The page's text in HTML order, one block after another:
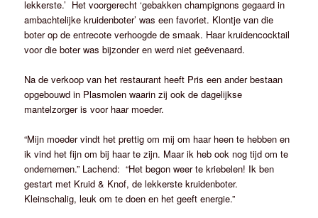
lekkerste.’ Het voorgerecht ‘gebakken champignons gegaard in
ambachtelijke kruidenboter’ was een favoriet. Klontje van die
boter op de entrecote verhoogde de smaak. Haar kruidencocktail
voor die boter was bijzonder en werd niet geëvenaard.
Na de verkoop van het restaurant heeft Pris een ander bestaan
opgebouwd in Plasmolen waarin zij ook de dagelijkse
mantelzorger is voor haar moeder.
“Mijn moeder vindt het prettig om mij om haar heen te hebben en
ik vind het fijn om bij haar te zijn. Maar ik heb ook nog tijd om te
ondernemen.” Lachend: “Het begon weer te kriebelen! Ik ben
gestart met Kruid & Knof, de lekkerste kruidenboter.
Kleinschalig, leuk om te doen en het geeft energie.”